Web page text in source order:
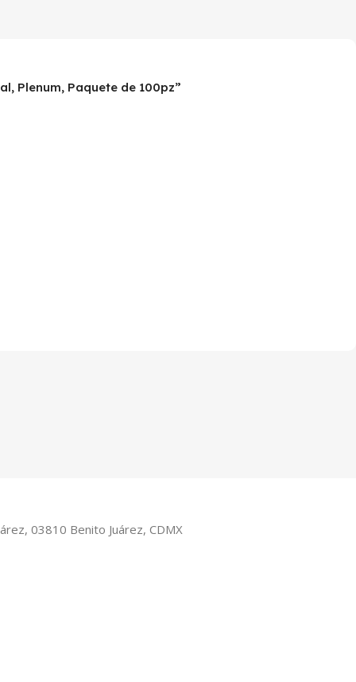
Plenum, Paquete de 100pz”
03810 Benito Juárez, CDMX